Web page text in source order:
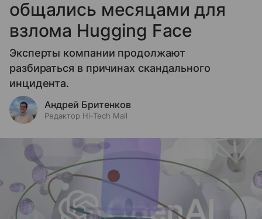
общались месяцами для
взлома Hugging Face
Эксперты компании продолжают
разбираться в причинах скандального
инцидента.
Андрей Бритенков
Редактор Hi-Tech Mail